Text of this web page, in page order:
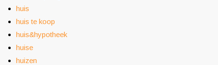
huis
huis te koop
huis&hypotheek
huise
huizen